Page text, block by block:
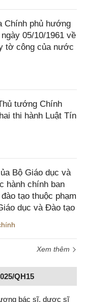
Chính phủ hướng
05/10/1961 về
tờ công của nước
tướng Chính
thi hành Luật Tín
Bộ Giáo dục và
hành chính ban
tạo thuộc phạm
dục và Đào tạo
Xem thêm
QH15
bác sĩ, dược sĩ